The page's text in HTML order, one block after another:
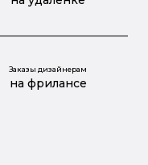
Заказы дизайнерам
на фрилансе